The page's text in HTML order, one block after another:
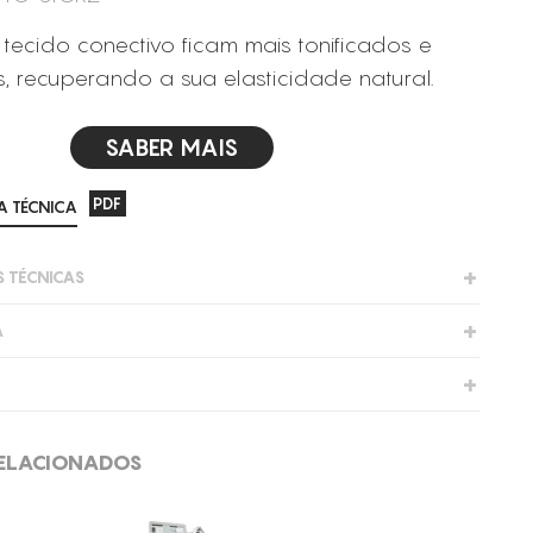
conectivo ficam mais tonificados e
recuperando a sua elasticidade natural.
SABER MAIS
TÉCNICA PDF
TÉCNICAS
5.0 bar
do tecido muscular e conjuntivo